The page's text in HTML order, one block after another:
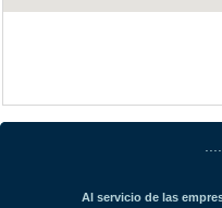
Al servicio de las